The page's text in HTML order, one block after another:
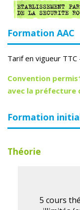
Formation AAC
Tarif en vigueur TTC
Convention
avec la préfecture
Formation
Théorie
5 cours